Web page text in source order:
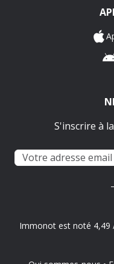
S'inscrire à
Immonot est noté 4,49